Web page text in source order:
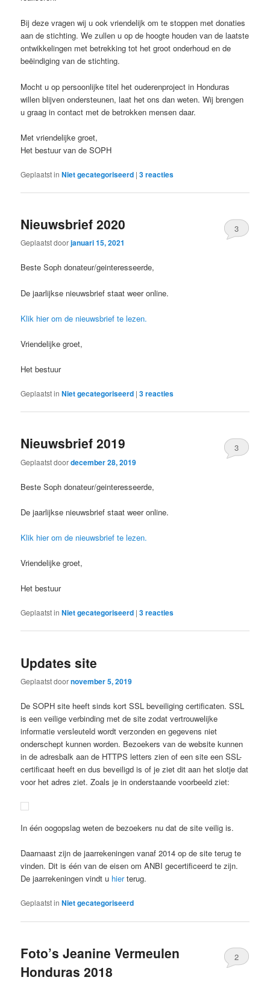
Bij deze vragen wij u ook vriendelijk om te stoppen met donaties
aan de stichting. We zullen u op de hoogte houden van de laatste
ontwikkelingen met betrekking tot het groot onderhoud en de
beëindiging van de stichting.
Mocht u op persoonlijke titel het ouderenproject in Honduras
willen blijven ondersteunen, laat het ons dan weten. Wij brengen
u graag in contact met de betrokken mensen daar.
Met vriendelijke groet,
Het bestuur van de SOPH
Geplaatst in Niet gecategoriseerd |3reacties
Nieuwsbrief 2020
Geplaatst doorjanuari 15, 2021
3
Beste Soph donateur/geinteresseerde,
De jaarlijkse nieuwsbrief staat weer online.
Klik hier om de nieuwsbrief te lezen.
Vriendelijke groet,
Het bestuur
Geplaatst in Niet gecategoriseerd |3reacties
Nieuwsbrief 2019
Geplaatst doordecember 28, 2019
3
Beste Soph donateur/geinteresseerde,
De jaarlijkse nieuwsbrief staat weer online.
Klik hier om de nieuwsbrief te lezen.
Vriendelijke groet,
Het bestuur
Geplaatst in Niet gecategoriseerd |3reacties
Updates site
Geplaatst doornovember 5, 2019
De SOPH site heeft sinds kort SSL beveiliging certificaten. SSL
is een veilige verbinding met de site zodat vertrouwelijke
informatie versleuteld wordt verzonden en gegevens niet
onderschept kunnen worden. Bezoekers van de website kunnen
in de adresbalk aan de HTTPS letters zien of een site een SSL-
certificaat heeft en dus beveiligd is of je ziet dit aan het slotje dat
voor het adres ziet. Zoals je in onderstaande voorbeeld ziet:
In één oogopslag weten de bezoekers nu dat de site veilig is.
Daarnaast zijn de jaarrekeningen vanaf 2014 op de site terug te
vinden. Dit is één van de eisen om ANBI gecertificeerd te zijn.
De jaarrekeningen vindt u hierterug.
Geplaatst in Niet gecategoriseerd
Foto’s Jeanine Vermeulen
Honduras 2018
2